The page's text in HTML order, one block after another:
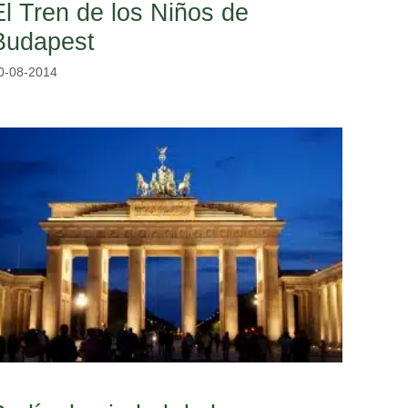
Tren de los Niños de
08-2014